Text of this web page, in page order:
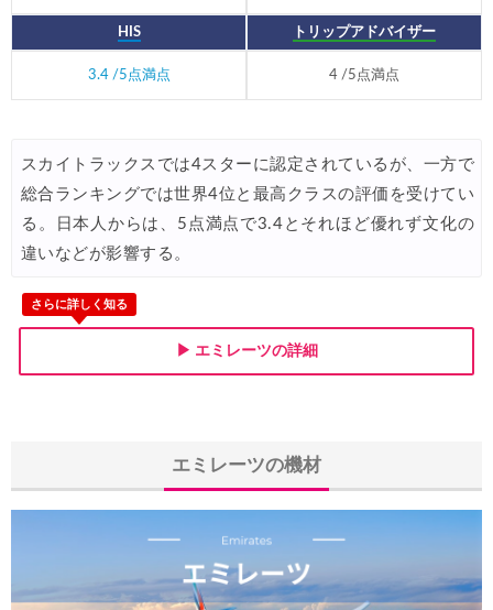
07/20 Trip.com) ベトナム旅 最大50%OFFセール
07/20 楽天トラベル) 海外ツアー 最大30,000円OFFクーポン
07/16 Trip.com) 航空券 1,500円OFFクーポン
07/15 楽天トラベル) 海外ツアー 最大30,000円OFFクーポン
07/14 HIS) 海外航空券 2,000円OFFクーポン
07/13 Trip.com) アメリカ西海岸 最大50%OFFセール
07/10 楽天トラベル) 海外ツアー 最大30,000円OFFクーポン
HIS) 海外航空券 最大20,000円OFFクーポン
Trip.com) 海外航空券 最大3,000円OFFクーポン
Trip.com) ホテル 最大3,000円OFFクーポン
HIS トリップアドバイザー
3.4 /5点満点 4 /5点満点
スカイトラックスでは4スターに認定されているが、一方で
総合ランキングでは世界4位と最高クラスの評価を受けてい
る。日本人からは、5点満点で3.4とそれほど優れず文化の
違いなどが影響する。
さらに詳しく知る
▶ エミレーツの詳細
エミレーツの機材